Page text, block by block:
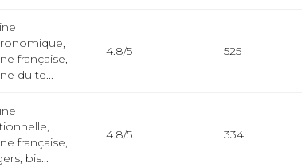
française,
du te...
4.8/5 525
française,
bis...
4.8/5 334